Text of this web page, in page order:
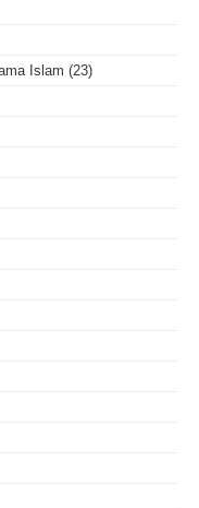
Islam (23)